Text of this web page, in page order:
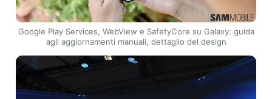
Google Play Services, WebView e SafetyCore su Galaxy: guida
agli aggiornamenti manuali, dettaglio del design